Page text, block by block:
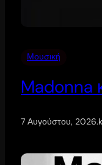
Μουσική
Madonna
7 Αυγούστου, 2026.